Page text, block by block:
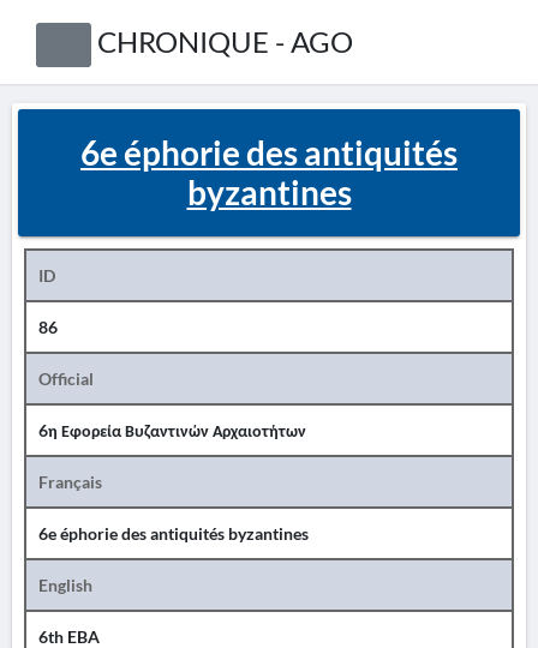
CHRONIQUE - AGO
6e éphorie des antiquités
byzantines
ID
86
Official
6η Εφορεία Βυζαντινών Αρχαιοτήτων
Français
6e éphorie des antiquités byzantines
English
6th EBA